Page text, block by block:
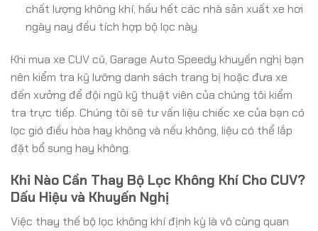
chất lượng không khí, hầu hết các nhà sản xuất xe hơi
ngày nay đều tích hợp bộ lọc này.
Khi mua xe CUV cũ, Garage Auto Speedy khuyến nghị bạn
nên kiểm tra kỹ lưỡng danh sách trang bị hoặc đưa xe
đến xưởng để đội ngũ kỹ thuật viên của chúng tôi kiểm
tra trực tiếp. Chúng tôi sẽ tư vấn liệu chiếc xe của bạn có
lọc gió điều hòa hay không và nếu không, liệu có thể lắp
đặt bổ sung hay không.
Khi Nào Cần Thay Bộ Lọc Không Khí Cho CUV?
Dấu Hiệu và Khuyến Nghị
Việc thay thế bộ lọc không khí định kỳ là vô cùng quan